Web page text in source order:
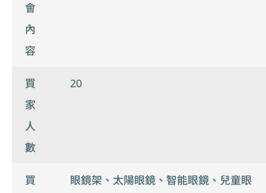
會
內
容
買
家
人
數
20
買
眼鏡架、太陽眼鏡、智能眼鏡、兒童眼